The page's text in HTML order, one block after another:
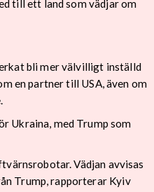
till ett land som vädjar om
bli mer välvilligt inställd
en partner till USA, även om
Ukraina, med Trump som
Vädjan avvisas
Trump, rapporterar Kyiv